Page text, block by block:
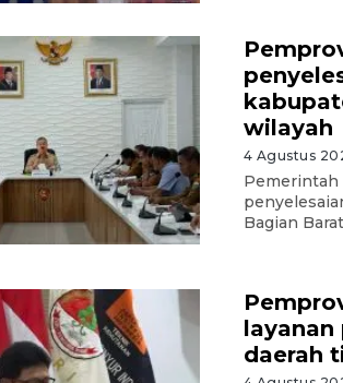
wilayah
4 Agustus
Pemerintah
Bagian
layanan
daerah